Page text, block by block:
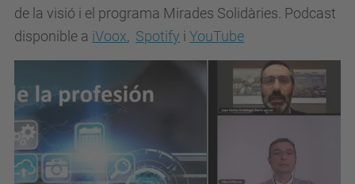
de la visió i el programa Mirades Solidàries. Podcast
disponible a iVoox, Spotify i YouTube